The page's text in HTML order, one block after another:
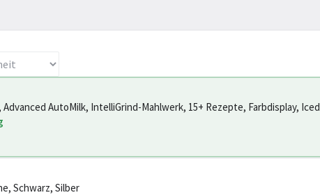
AutoMilk, IntelliGrind-Mahlwerk, 15+ Rezepte, Farbdisplay, Iced
Mattschwarz
Schwarz, Silber